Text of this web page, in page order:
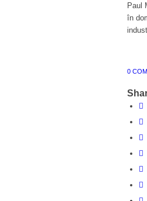
Paul
în
0